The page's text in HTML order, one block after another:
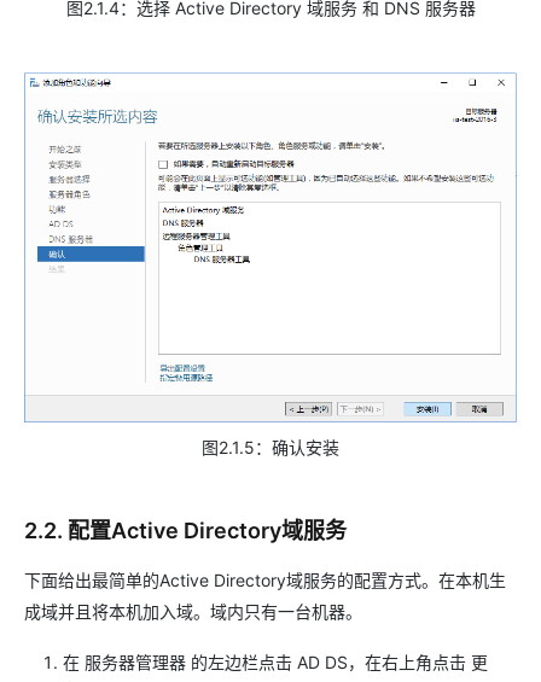
图2.1.4：选择 Active Directory 域服务 和 DNS 服务器
图2.1.5：确认安装
2.2. 配置Active Directory域服务
下面给出最简单的Active Directory域服务的配置方式。在本机生
成域并且将本机加入域。域内只有一台机器。
在 服务器管理器 的左边栏点击 AD DS，在右上角点击 更